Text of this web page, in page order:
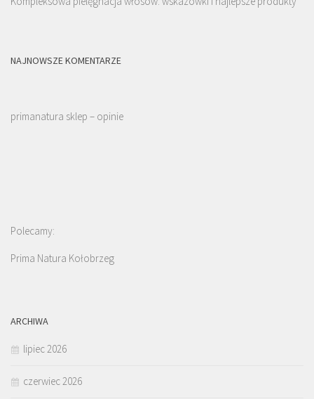
NAJNOWSZE KOMENTARZE
primanatura sklep – opinie
Polecamy:
Prima Natura Kołobrzeg
ARCHIWA
lipiec 2026
czerwiec 2026